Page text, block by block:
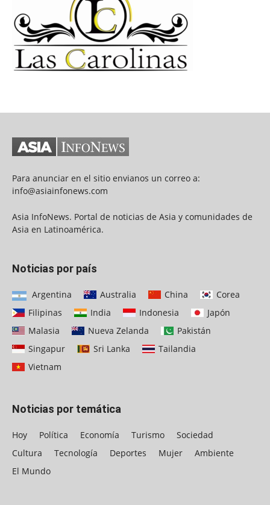
Para anunciar en el sitio envianos un correo a:
info@asiainfonews.com
Asia InfoNews. Portal de noticias de Asia y comunidades de
Asia en Latinoamérica.
Noticias por país
Argentina Australia China
Corea
Filipinas
India Indonesia
Japón
Malasia
Nueva Zelanda
Pakistán
Singapur
Sri Lanka
Tailandia
Vietnam
Noticias por temática
Hoy Política Economía Turismo
Sociedad
Cultura
Tecnología Deportes Mujer
Ambiente
El Mundo